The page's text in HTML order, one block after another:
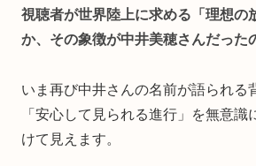
視聴者が世界陸上に求める「理想の
か、その象徴が中井美穂さんだった
いま再び中井さんの名前が語られる
「安心して見られる進行」を無意識
けて見えます。